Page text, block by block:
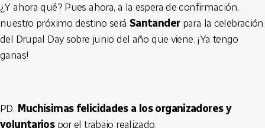
¿Y ahora qué? Pues ahora, a la espera de confirmación,
nuestro próximo destino será Santanderpara la celebración
del Drupal Day sobre junio del año que viene. ¡Ya tengo
ganas!
PD: Muchísimas felicidades a los organizadores y
voluntariospor el trabajo realizado.